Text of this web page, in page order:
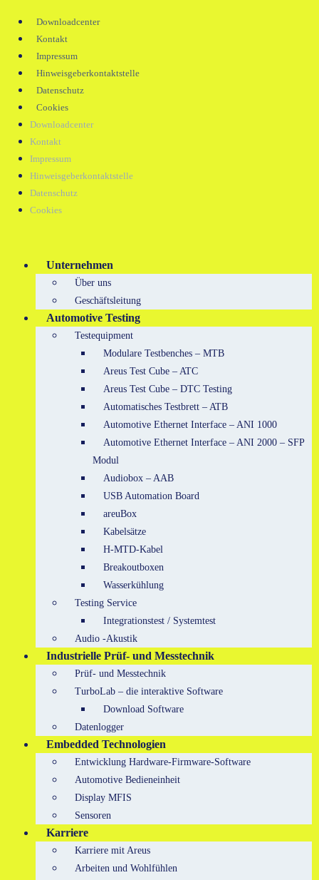
Downloadcenter
Kontakt
Impressum
Hinweisgeberkontaktstelle
Datenschutz
Cookies
Downloadcenter
Kontakt
Impressum
Hinweisgeberkontaktstelle
Datenschutz
Cookies
Unternehmen
Über uns
Geschäftsleitung
Automotive Testing
Testequipment
Modulare Testbenches – MTB
Areus Test Cube – ATC
Areus Test Cube – DTC Testing
Automatisches Testbrett – ATB
Automotive Ethernet Interface – ANI 1000
Automotive Ethernet Interface – ANI 2000 – SFP
Modul
Audiobox – AAB
USB Automation Board
areuBox
Kabelsätze
H-MTD-Kabel
Breakoutboxen
Wasserkühlung
Testing Service
Integrationstest / Systemtest
Audio -Akustik
Industrielle Prüf- und Messtechnik
Prüf- und Messtechnik
TurboLab – die interaktive Software
Download Software
Datenlogger
Embedded Technologien
Entwicklung Hardware-Firmware-Software
Automotive Bedieneinheit
Display MFIS
Sensoren
Karriere
Karriere mit Areus
Arbeiten und Wohlfühlen